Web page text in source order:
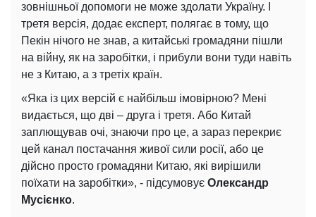
зовнішньої допомоги не може здолати Україну. І
третя версія, додає експерт, полягає в тому, що
Пекін нічого не знав, а китайські громадяни пішли
на війну, як на заробітки, і прибули вони туди навіть
не з Китаю, а з третіх країн.
«Яка із цих версій є найбільш імовірною? Мені
видається, що дві – друга і третя. Або Китай
заплющував очі, знаючи про це, а зараз перекриє
цей канал постачання живої сили росії, або це
дійсно просто громадяни Китаю, які вирішили
поїхати на заробітки», - підсумовує Олександр
Мусієнко.